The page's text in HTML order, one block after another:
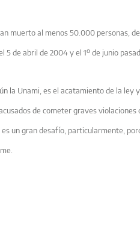
muerto al menos 50.000 personas,
de abril de 2004 y el 1º de junio
la Unami, es el acatamiento de la ley
de cometer graves
un gran desafío, particularmente,